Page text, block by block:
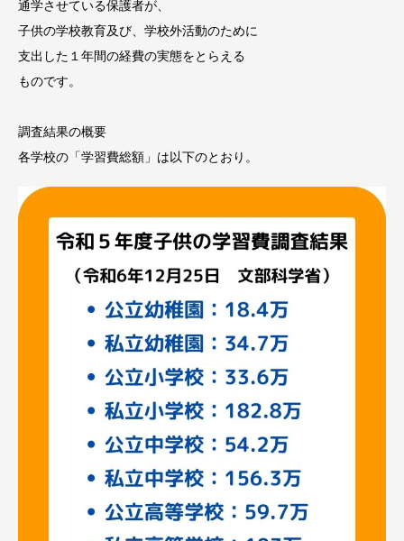
通学させている保護者が、
子供の学校教育及び、学校外活動のために
支出した１年間の経費の実態をとらえる
ものです。
調査結果の概要
各学校の「学習費総額」は以下のとおり。